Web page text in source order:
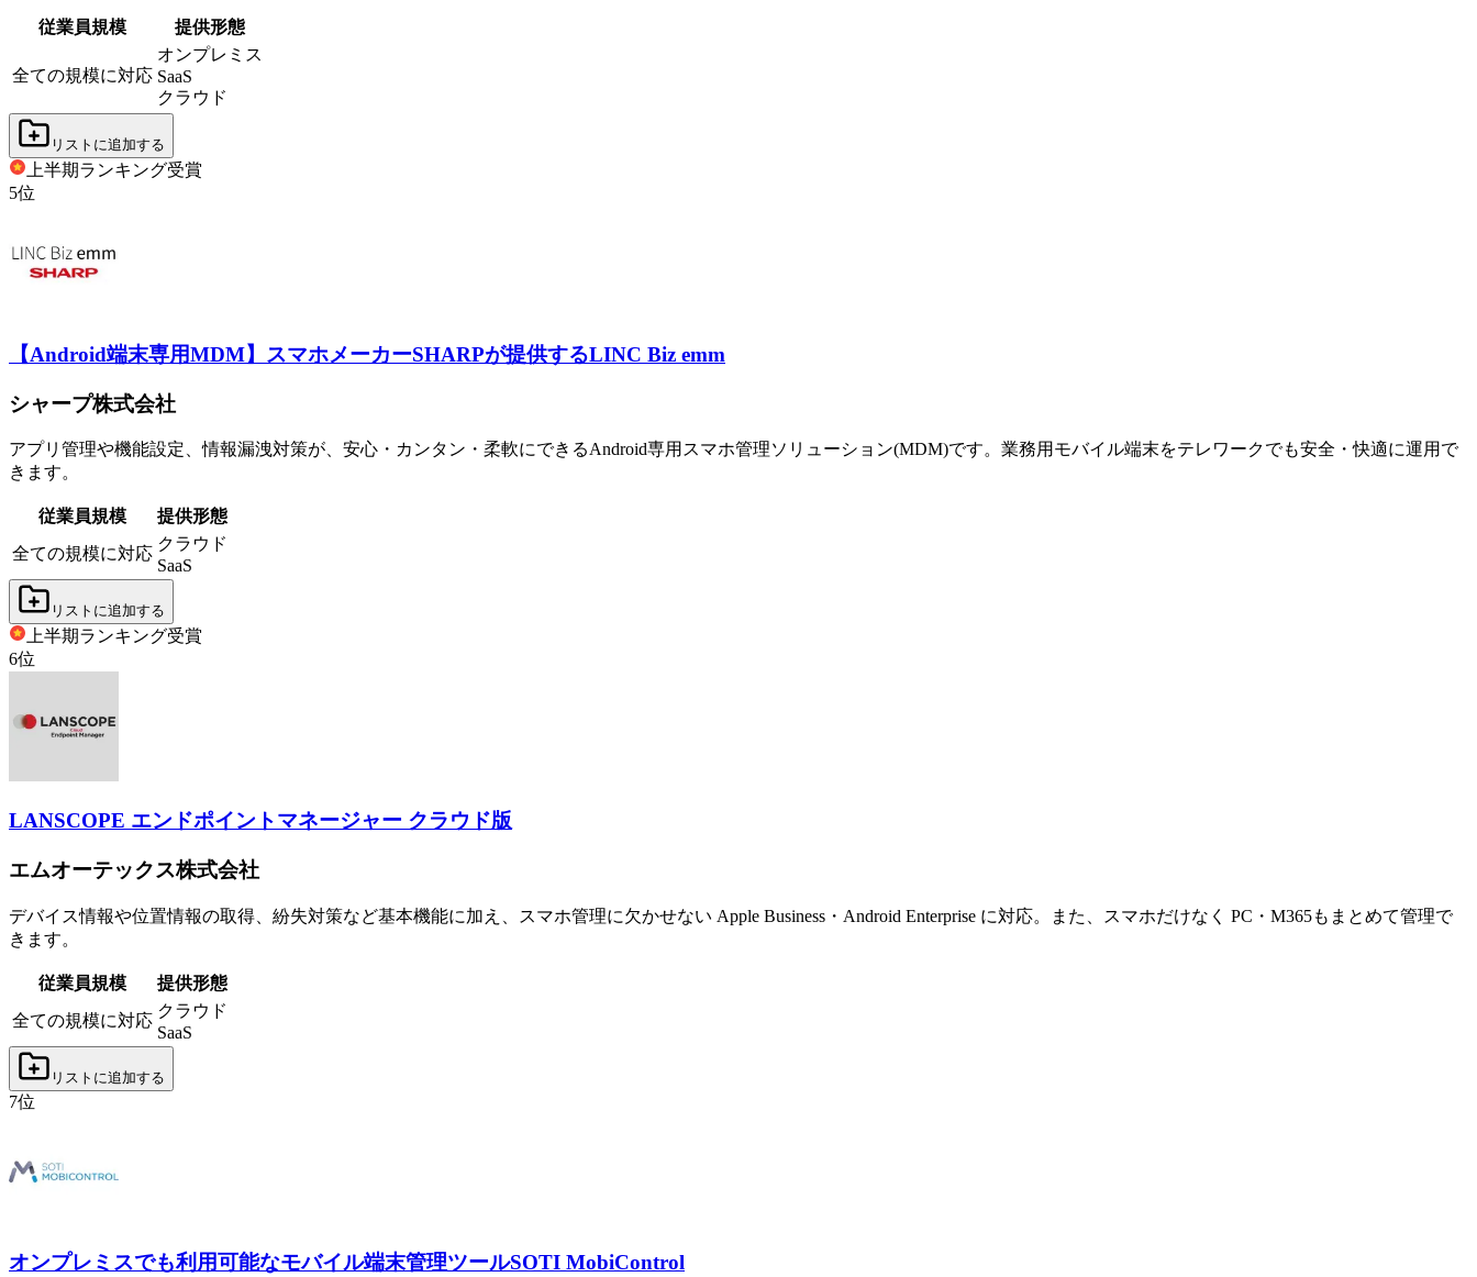
従業員規模 提供形態
全ての規模に対応
オンプレミス
SaaS
クラウド
リストに追加する
上半期ランキング受賞
5位
【Android端末専用MDM】スマホメーカーSHARPが提供するLINC Biz emm
シャープ株式会社
アプリ管理や機能設定、情報漏洩対策が、安心・カンタン・柔軟にできるAndroid専用スマホ管理ソリューション(MDM)です。業務用モバイル端末をテレワークでも安全・快適に運用で
きます。
従業員規模
提供形態
全ての規模に対応
クラウド
SaaS
リストに追加する
上半期ランキング受賞
6位
LANSCOPE エンドポイントマネージャー クラウド版
エムオーテックス株式会社
デバイス情報や位置情報の取得、紛失対策など基本機能に加え、スマホ管理に欠かせない Apple Business・Android Enterprise に対応。また、スマホだけなく PC・M365もまとめて管理で
きます。
従業員規模
提供形態
全ての規模に対応
クラウド
SaaS
リストに追加する
7位
オンプレミスでも利用可能なモバイル端末管理ツールSOTI MobiControl